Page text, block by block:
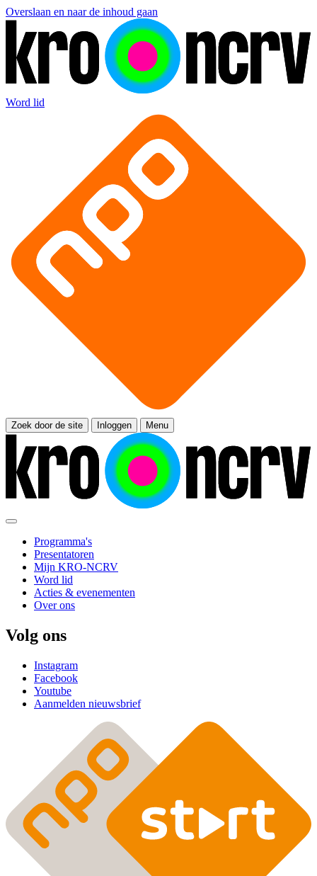
Overslaan en naar de inhoud gaan
Word lid
Zoek door de site Inloggen Menu
Programma's
Presentatoren
Mijn KRO-NCRV
Word lid
Acties & evenementen
Over ons
Volg ons
Instagram
Facebook
Youtube
Aanmelden nieuwsbrief